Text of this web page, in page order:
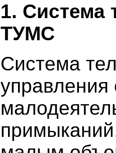
1. Система
ТУМС
Система
управления